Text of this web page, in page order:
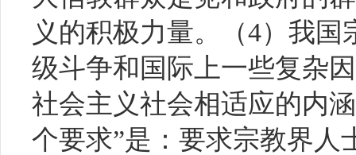
义的积极力量。（4）我
级斗争和国际上一些复杂
社会主义社会相适应的内
个要求”是：要求宗教界人